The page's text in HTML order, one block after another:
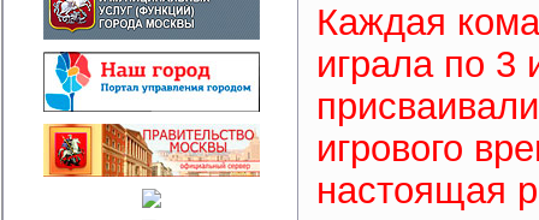
Каждая
играла по 3
игрового
настоящая